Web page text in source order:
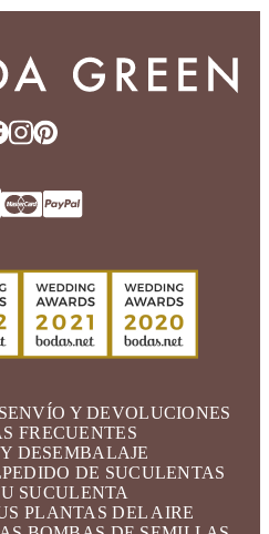
ENVÍO Y DEVOLUCIONES
FRECUENTES
DESEMBALAJE
PEDIDO DE SUCULENTAS
SUCULENTA
PLANTAS DEL AIRE